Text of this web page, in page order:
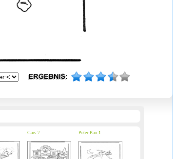
Cars 7 Peter Pan 1